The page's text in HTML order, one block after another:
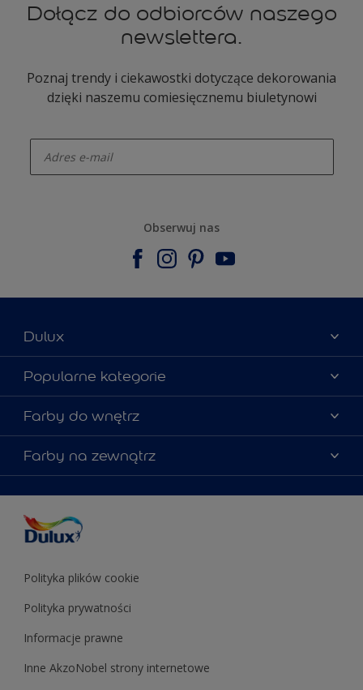
Dołącz do odbiorców naszego
newslettera.
Poznaj trendy i ciekawostki dotyczące dekorowania
dzięki naszemu comiesięcznemu biuletynowi
Obserwuj nas
Dulux
Materiały marketingowe
Mapa strony
Kontakt
Zgodność kolorów
Popularne kategorie
Kolory farb
Porady ekspertów
Zainspiruj się
Znajdź sklep
Farby do wnętrz
Farby do ścian
Farby uniwersalne
Podkłady i grunty
Testery farb
Farby do sufitów
Farby na zewnątrz
Farby uniwersalne
Podkłady i grunty
Polityka plików cookie
Polityka prywatności
Informacje prawne
Inne AkzoNobel strony internetowe